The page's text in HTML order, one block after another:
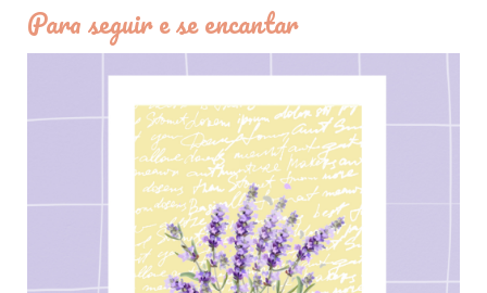
Para seguir e se encantar